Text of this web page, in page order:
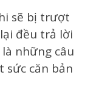
sẽ bị trượt
đều trả lời
những câu
sức căn bản